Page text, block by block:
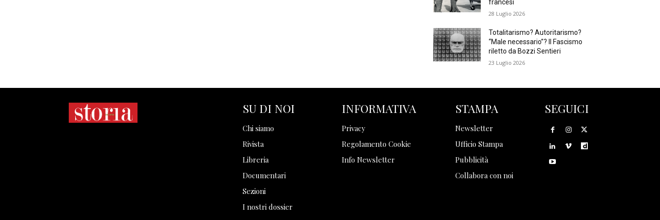
francesi
28 Luglio 2026
Totalitarismo? Autoritarismo?
“Male necessario”? Il Fascismo
riletto da Bozzi Sentieri
23 Luglio 2026
SU DI NOI
Chi siamo
Rivista
Libreria
Documentari
Sezioni
I nostri dossier
INFORMATIVA
Privacy
Regolamento Cookie
Info Newsletter
STAMPA
Newsletter
Ufficio Stampa
Pubblicità
Collabora con noi
SEGUICI